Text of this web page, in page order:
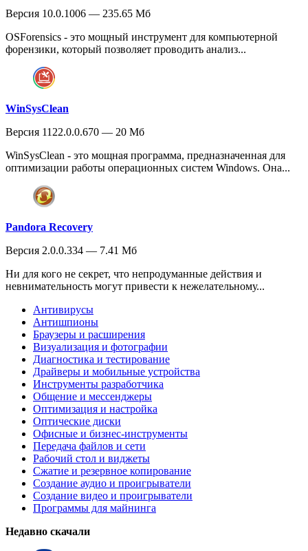
Версия 10.0.1006 — 235.65 Мб
OSForensics - это мощный инструмент для компьютерной
форензики, который позволяет проводить анализ...
WinSysClean
Версия 1122.0.0.670 — 20 Мб
WinSysClean - это мощная программа, предназначенная для
оптимизации работы операционных систем Windows. Она...
Pandora Recovery
Версия 2.0.0.334 — 7.41 Мб
Ни для кого не секрет, что непродуманные действия и
невнимательность могут привести к нежелательному...
Антивирусы
Антишпионы
Браузеры и расширения
Визуализация и фотографии
Диагностика и тестирование
Драйверы и мобильные устройства
Инструменты разработчика
Общение и мессенджеры
Оптимизация и настройка
Оптические диски
Офисные и бизнес-инструменты
Передача файлов и сети
Рабочий стол и виджеты
Сжатие и резервное копирование
Создание аудио и проигрыватели
Создание видео и проигрыватели
Программы для майнинга
Недавно скачали